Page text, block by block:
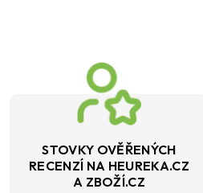
STOVKY OVĚŘENÝCH
RECENZÍ NA HEUREKA.CZ
A ZBOŽÍ.CZ